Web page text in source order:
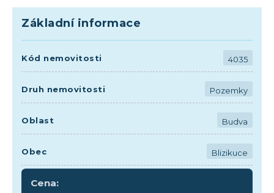
Základní informace
Kód nemovitosti 4035
Druh nemovitosti Pozemky
Oblast Budva
Obec Blizikuce
Cena: